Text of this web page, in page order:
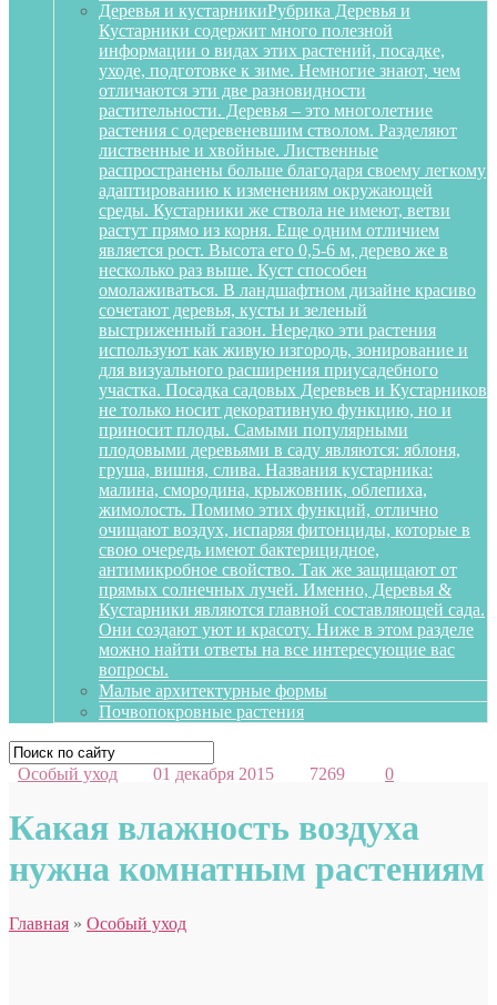
Деревья и кустарникиРубрика Деревья и
Кустарники содержит много полезной
информации о видах этих растений, посадке,
уходе, подготовке к зиме. Немногие знают, чем
отличаются эти две разновидности
растительности. Деревья – это многолетние
растения с одеревеневшим стволом. Разделяют
лиственные и хвойные. Лиственные
распространены больше благодаря своему легкому
адаптированию к изменениям окружающей
среды. Кустарники же ствола не имеют, ветви
растут прямо из корня. Еще одним отличием
является рост. Высота его 0,5-6 м, дерево же в
несколько раз выше. Куст способен
омолаживаться. В ландшафтном дизайне красиво
сочетают деревья, кусты и зеленый
выстриженный газон. Нередко эти растения
используют как живую изгородь, зонирование и
для визуального расширения приусадебного
участка. Посадка садовых Деревьев и Кустарников
не только носит декоративную функцию, но и
приносит плоды. Самыми популярными
плодовыми деревьями в саду являются: яблоня,
груша, вишня, слива. Названия кустарника:
малина, смородина, крыжовник, облепиха,
жимолость. Помимо этих функций, отлично
очищают воздух, испаряя фитонциды, которые в
свою очередь имеют бактерицидное,
антимикробное свойство. Так же защищают от
прямых солнечных лучей. Именно, Деревья &
Кустарники являются главной составляющей сада.
Они создают уют и красоту. Ниже в этом разделе
можно найти ответы на все интересующие вас
вопросы.
Малые архитектурные формы
Почвопокровные растения
Особый уход 01 декабря 2015 7269 0
Какая влажность воздуха
нужна комнатным растениям
Главная » Особый уход